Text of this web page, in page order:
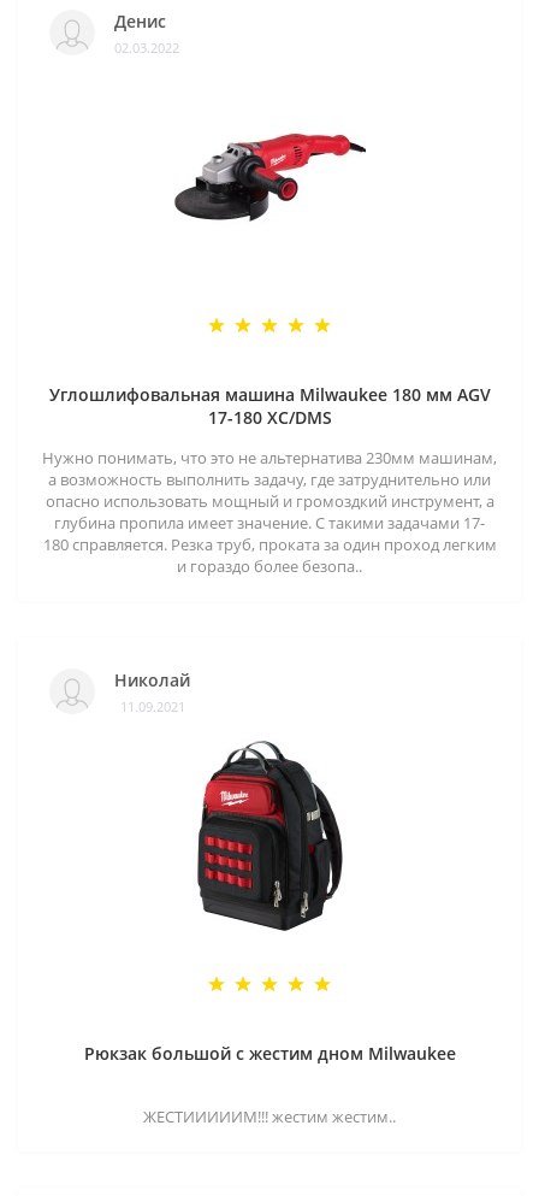
Денис
02.03.2022
Углошлифовальная машина Milwaukee 180 мм AGV
17-180 XC/DMS
Нужно понимать, что это не альтернатива 230мм машинам,
а возможность выполнить задачу, где затруднительно или
опасно использовать мощный и громоздкий инструмент, а
глубина пропила имеет значение. С такими задачами 17-
180 справляется. Резка труб, проката за один проход легким
и гораздо более безопа..
Николай
11.09.2021
Рюкзак большой с жестим дном Milwaukee
ЖЕСТИИИИИМ!!! жестим жестим..